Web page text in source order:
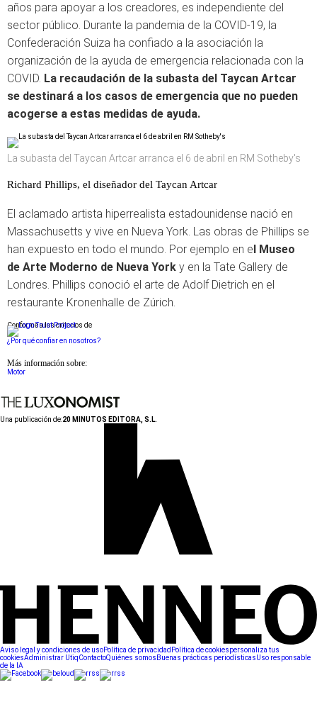
años para apoyar a los creadores, es independiente del
sector público. Durante la pandemia de la COVID-19, la
Confederación Suiza ha confiado a la asociación la
organización de la ayuda de emergencia relacionada con la
COVID. La recaudación de la subasta del Taycan Artcar
se destinará a los casos de emergencia que no pueden
acogerse a estas medidas de ayuda.
La subasta del Taycan Artcar arranca el 6 de abril en RM Sotheby's
Richard Phillips, el diseñador del Taycan Artcar
El aclamado artista hiperrealista estadounidense nació en
Massachusetts y vive en Nueva York. Las obras de Phillips se
han expuesto en todo el mundo. Por ejemplo en el Museo
de Arte Moderno de Nueva York y en la Tate Gallery de
Londres. Phillips conoció el arte de Adolf Dietrich en el
restaurante Kronenhalle de Zúrich.
Conforme a los criterios de
¿Por qué confiar en nosotros?
Más información sobre:
Motor
Una publicación de:20 MINUTOS EDITORA, S.L.
Aviso legal y condiciones de usoPolítica de privacidad Política de cookiespersonaliza tus
cookiesAdministrar UtiqContactoQuiénes somos Buenas prácticas periodísticasUso responsable
de la IA